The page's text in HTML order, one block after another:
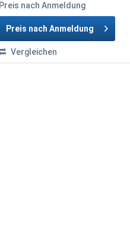
Preis nach Anmeldung
Preis nach Anmeldung
Vergleichen